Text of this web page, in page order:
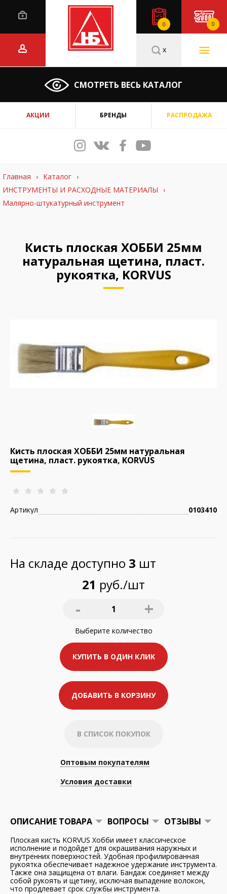
0 0
СМОТРЕТЬ ВЕСЬ КАТАЛОГ
x
АКЦИИ БРЕНДЫ РАСПРОДАЖА
Главная › Каталог ›
ИНСТРУМЕНТЫ И РАСХОДНЫЕ МАТЕРИАЛЫ
›
Малярно-штукатурный инструмент
Кисть плоская ХОББИ 25мм
натуральная щетина, пласт.
рукоятка, KORVUS
Кисть плоская ХОББИ 25мм натуральная
щетина, пласт. рукоятка, KORVUS
Артикул 0103410
На складе доступно 3 шт
21 руб./шт
- 1 +
Выберите количество
КУПИТЬ В ОДИН КЛИК
ДОБАВИТЬ В КОРЗИНУ
В СПИСОК ПОКУПОК
Оптовым покупателям
Условия доставки
ОПИСАНИЕ ТОВАРА ВОПРОСЫ ОТЗЫВЫ
Плоская кисть KORVUS Хобби имеет классическое
исполнение и подойдет для окрашивания наружных и
внутренних поверхностей. Удобная профилированная
рукоятка обеспечивает надежное удержание инструмента.
Также она защищена от влаги. Бандаж соединяет между
собой рукоять и щетину, исключая выпадение волокон,
что продлевает срок службы инструмента.